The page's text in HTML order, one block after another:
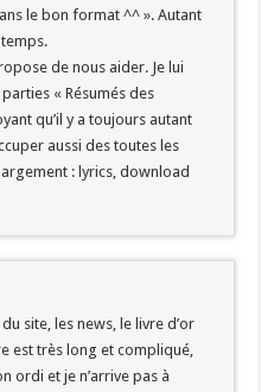
le bon format ^^ ». Autant
de nous aider. Je lui
« Résumés des
qu’il y a toujours autant
aussi des toutes les
: lyrics, download
site, les news, le livre d’or
est très long et compliqué,
ordi et je n’arrive pas à